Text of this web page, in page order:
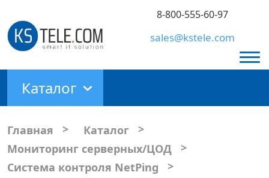
8-800-555-60-97
sales@kstele.com
Каталог
Главная > Каталог
>
Мониторинг серверных/ЦОД
>
Система контроля NetPing
>